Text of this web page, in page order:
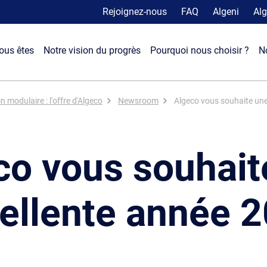
Rejoignez-nous FAQ Algeni
êtes Notre vision du progrès Pourquoi nous choisir ?
modulaire : l'offre d'Algeco Newsroom Algeco vous souhaite
vous
année